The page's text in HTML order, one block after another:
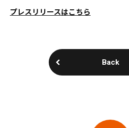
プレスリリースはこちら
Back